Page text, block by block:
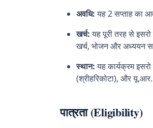
अवधि:यह 2 सप्ताह का
खर्च:यह पूरी तरह से इसरो
खर्च, भोजन और अध्ययन
स्थान:यह कार्यक्रम
(श्रीहरिकोटा), और
पात्रता (Eligibility)